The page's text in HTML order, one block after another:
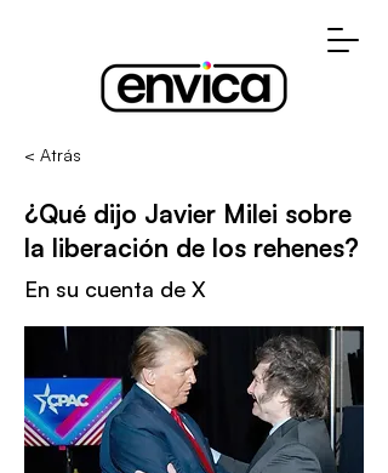
< Atrás
¿Qué dijo Javier Milei sobre
la liberación de los rehenes?
En su cuenta de X